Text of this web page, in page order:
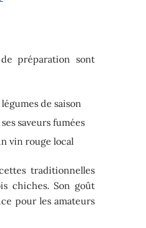
préparation sont
de saison
saveurs fumées
vin rouge local
traditionnelles
chiches. Son goût
pour les amateurs